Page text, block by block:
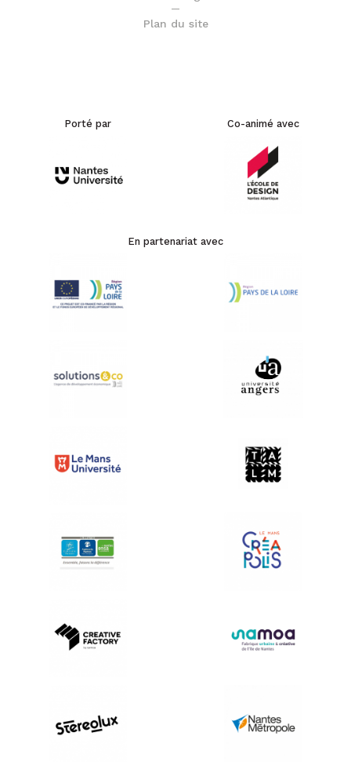
Plan du site
Porté par Co-animé avec
En partenariat avec